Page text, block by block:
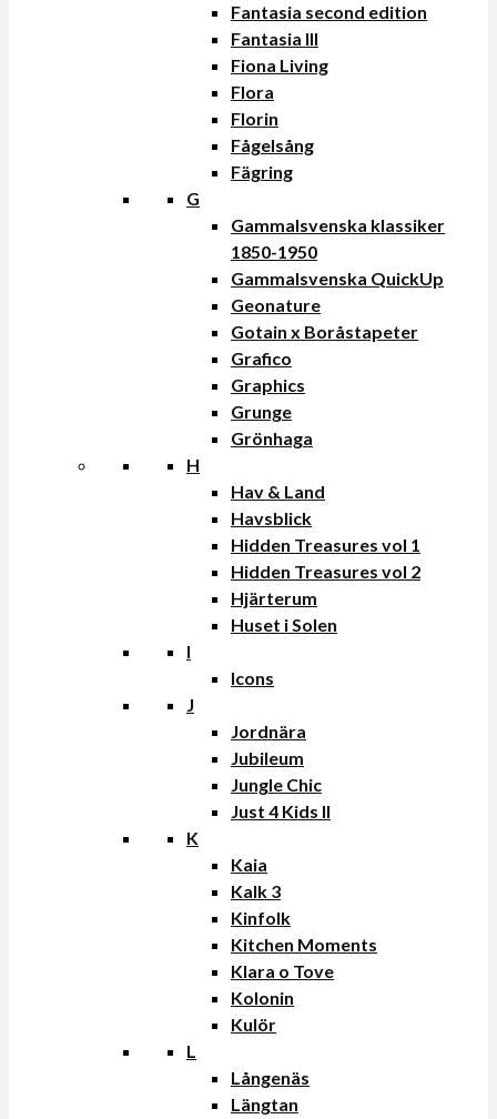
Fantasia second edition
Fantasia III
Fiona Living
Flora
Florin
Fågelsång
Fägring
G
Gammalsvenska klassiker
1850-1950
Gammalsvenska QuickUp
Geonature
Gotain x Boråstapeter
Grafico
Graphics
Grunge
Grönhaga
H
Hav & Land
Havsblick
Hidden Treasures vol 1
Hidden Treasures vol 2
Hjärterum
Huset i Solen
I
Icons
J
Jordnära
Jubileum
Jungle Chic
Just 4 Kids II
K
Kaia
Kalk 3
Kinfolk
Kitchen Moments
Klara o Tove
Kolonin
Kulör
L
Långenäs
Längtan